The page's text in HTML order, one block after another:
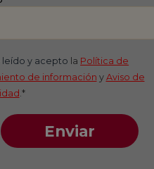
Correo *
He leído y acepto